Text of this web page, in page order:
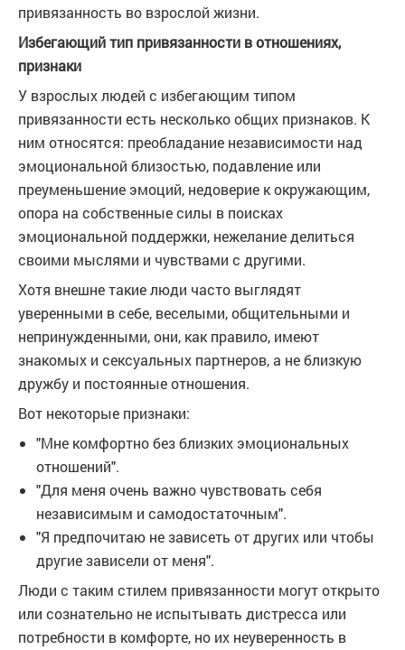
привязанность во взрослой жизни.
Избегающий тип привязанности в отношениях,
признаки
У взрослых людей с избегающим типом
привязанности есть несколько общих признаков. К
ним относятся: преобладание независимости над
эмоциональной близостью, подавление или
преуменьшение эмоций, недоверие к окружающим,
опора на собственные силы в поисках
эмоциональной поддержки, нежелание делиться
своими мыслями и чувствами с другими.
Хотя внешне такие люди часто выглядят
уверенными в себе, веселыми, общительными и
непринужденными, они, как правило, имеют
знакомых и сексуальных партнеров, а не близкую
дружбу и постоянные отношения.
Вот некоторые признаки:
"Мне комфортно без близких эмоциональных
отношений".
"Для меня очень важно чувствовать себя
независимым и самодостаточным".
"Я предпочитаю не зависеть от других или чтобы
другие зависели от меня".
Люди с таким стилем привязанности могут открыто
или сознательно не испытывать дистресса или
потребности в комфорте, но их неуверенность в